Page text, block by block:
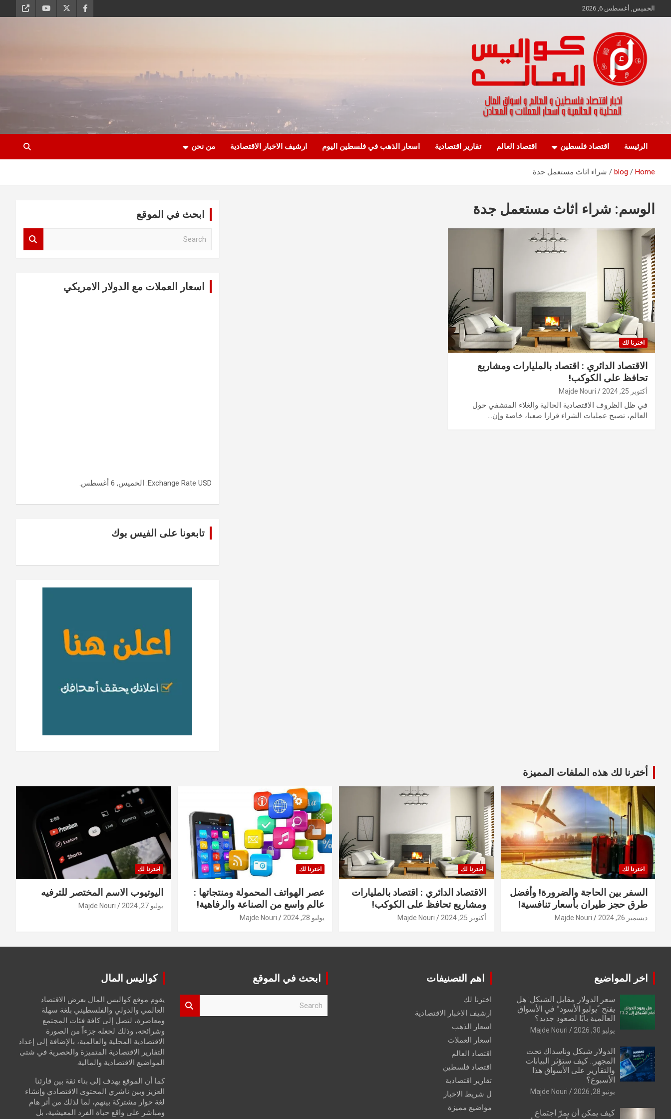
to
الخميس, أغسطس 6, 2026
كواليس المال
الرئيسة اقتصاد فلسطين اقتصاد العالم تقارير اقتصادية اسعار الذهب في فلسطين اليوم ارشيف الاخبار الاقتصادية من نحن
Home
blog شراء اثاث مستعمل جدة
الوسم: شراء اثاث مستعمل جدة
اخترنا لك
الاقتصاد الدائري : اقتصاد بالمليارات ومشاريع
تحافظ على الكوكب!
أكتوبر 25, 2024 Majde Nouri
في ظل الظروف الاقتصادية الحالية والغلاء المتشفي حول
العالم، تصبح عمليات الشراء قرارا صعبا، خاصة وإن…
ابحث في الموقع
اسعار العملات مع الدولار الامريكي
Exchange Rate USD : الخميس, 6 أغسطس.
تابعونا على الفيس بوك
أخترنا لك هذه الملفات المميزة
اخترنا لك
السفر بين الحاجة والضرورة! وأفضل
طرق حجز طيران بأسعار تنافسية!
ديسمبر 26, 2024 Majde Nouri
اخترنا لك
الاقتصاد الدائري : اقتصاد بالمليارات
ومشاريع تحافظ على الكوكب!
أكتوبر 25, 2024 Majde Nouri
اخترنا لك
عصر الهواتف المحمولة ومنتجاتها :
عالم واسع من الصناعة والرفاهية!
يوليو 28, 2024 Majde Nouri
اخترنا لك
اليوتيوب الاسم المختصر للترفيه
يوليو 27, 2024 Majde Nouri
اخر المواضيع
سعر الدولار مقابل الشيكل: هل
يفتح “يوليو الأسود” في الأسواق
العالمية بابًا لصعود جديد؟
يوليو 30, 2026 Majde Nouri
الدولار شيكل وناسداك تحت
المجهر.. كيف ستؤثر البيانات
والتقارير على الأسواق هذا
الأسبوع؟
يونيو 28, 2026 Majde Nouri
كيف يمكن أن يمرّ اجتماع
اهم التصنيفات
اخترنا لك
ارشيف الاخبار الاقتصادية
اسعار الذهب
اسعار العملات
اقتصاد العالم
اقتصاد فلسطين
تقارير اقتصادية
ل شريط الاخبار
مواضيع مميزة
ابحث في الموقع كواليس المال
يقوم موقع كواليس المال بعرض الاقتصاد
العالمي والدولي والفلسطيني بلغة سهلة
ومعاصرة، لتصل إلى كافة فئات المجتمع
وشرائحه، وذلك لجعله جزءاً من الصورة
الاقتصادية المحلية والعالمية، بالإضافة إلى إعداد
التقارير الاقتصادية المتميزة والحصرية في شتى
المواضيع الاقتصادية والمالية.
كما أن الموقع يهدف إلى بناء ثقة بين قارئنا
العزيز وبين ناشري المحتوى الاقتصادي وإنشاء
لغة حوار مشتركة بينهم، لما لذلك من أثر هام
ومباشر على واقع حياة الفرد المعيشية، بل